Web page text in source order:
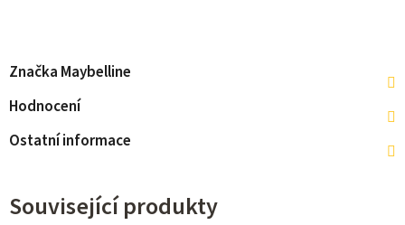
Značka Maybelline
Hodnocení
Ostatní informace
Související produkty